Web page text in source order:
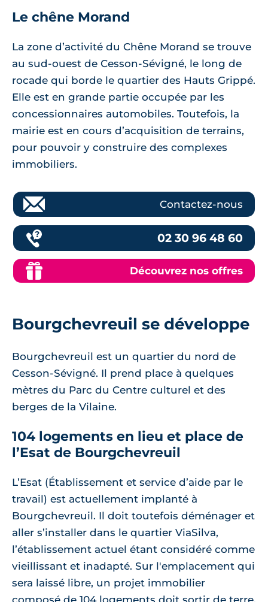
Le chêne Morand
La zone d’activité du Chêne Morand se trouve
au sud-ouest de Cesson-Sévigné, le long de
rocade qui borde le quartier des Hauts Grippé.
Elle est en grande partie occupée par les
concessionnaires automobiles. Toutefois, la
mairie est en cours d’acquisition de terrains,
pour pouvoir y construire des complexes
immobiliers.
Contactez-nous
02 30 96 48 60
Découvrez nos offres
Bourgchevreuil se développe
Bourgchevreuil est un quartier du nord de
Cesson-Sévigné. Il prend place à quelques
mètres du Parc du Centre culturel et des
berges de la Vilaine.
104 logements en lieu et place de
l’Esat de Bourgchevreuil
L’Esat (Établissement et service d’aide par le
travail) est actuellement implanté à
Bourgchevreuil. Il doit toutefois déménager et
aller s’installer dans le quartier ViaSilva,
l’établissement actuel étant considéré comme
vieillissant et inadapté. Sur l'emplacement qui
sera laissé libre, un projet immobilier